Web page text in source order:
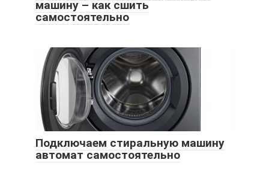
машину – как сшить
самостоятельно
Подключаем стиральную машину
автомат самостоятельно